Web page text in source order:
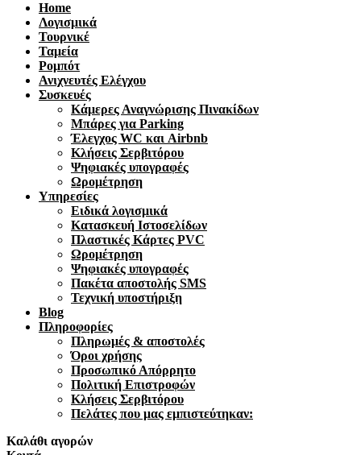
Home
Λογισμικά
Τουρνικέ
Ταμεία
Ρομπότ
Ανιχνευτές Ελέγχου
Συσκευές
Κάμερες Αναγνώρισης Πινακίδων
Μπάρες για Parking
Έλεγχος WC και Airbnb
Κλήσεις Σερβιτόρου
Ψηφιακές υπογραφές
Ωρομέτρηση
Υπηρεσίες
Ειδικά λογισμικά
Κατασκευή Ιστοσελίδων
Πλαστικές Κάρτες PVC
Ωρομέτρηση
Ψηφιακές υπογραφές
Πακέτα αποστολής SMS
Τεχνική υποστήριξη
Blog
Πληροφορίες
Πληρωμές & αποστολές
Όροι χρήσης
Προσωπικό Απόρρητο
Πολιτική Επιστροφών
Κλήσεις Σερβιτόρου
Πελάτες που μας εμπιστεύτηκαν:
Καλάθι αγορών